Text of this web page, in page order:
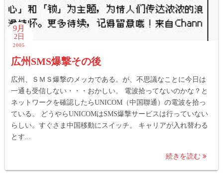
9月
2日
2005
広州SMS爆撃その後
広州、ＳＭＳ爆撃のメッカである。が、不思議なことに今日は
一通も受信しない・・・おかしい。 電波拾ってないのかな？と
ネットワークを確認したらUNICOM（中国聯通）の電波を拾っ
ている。 どうやらUNICOMはSMS爆撃サービスは行っていない
らしい。すぐさま中国移動にスイッチ。 キャリアが入れ替わる
とす...
続きを読む